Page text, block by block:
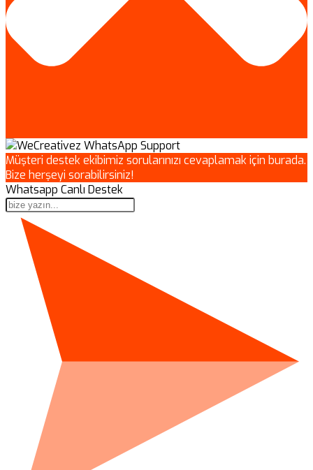
Müşteri destek ekibimiz sorularınızı cevaplamak için burada.
Bize herşeyi sorabilirsiniz!
Whatsapp Canlı Destek